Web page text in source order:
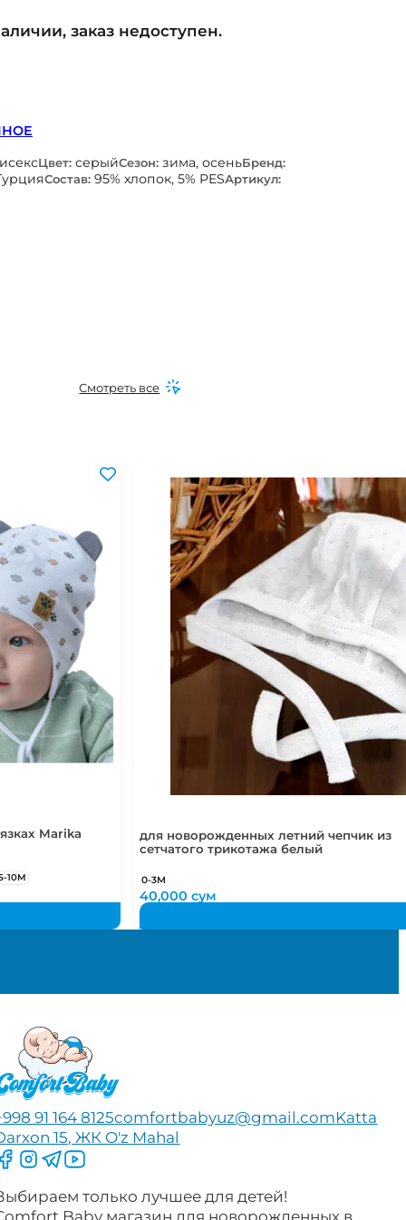
заказ недоступен.
Цвет: серыйСезон: зима, осеньБренд:
Состав: 95% хлопок, 5% PESАртикул:
Смотреть все
Marika
10М
для новорожденных летний чепчик из
сетчатого трикотажа белый
0-3М
40,000 сум
91 164 8125comfortbabyuz@gmail.comKatta
15, ЖК O'z Mahal
за нами на Facebook
Следите за нами в Instagram
Следите за нами в Telegram
Следите за нами в YouTube
только лучшее для детей!
Baby магазин для новорожденных в